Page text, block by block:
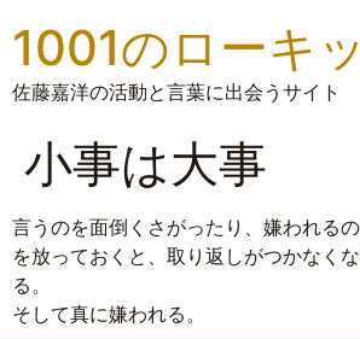
1001のローキ
佐藤嘉洋の活動と言葉に出会うサイト
小事は大事
言うのを面倒くさがったり、嫌われる
を放っておくと、取り返しがつかなく
る。
そして真に嫌われる。